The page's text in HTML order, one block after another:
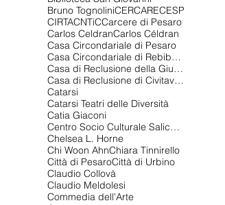
Bruno TognoliniCERCARECESP
CIRTACNTiCCarcere di Pesaro
Carlos CeldranCarlos Céldran
Casa Circondariale di Pesaro
Casa Circondariale di Rebibbia
Casa di Reclusione della Giudecca
Casa di Reclusione di Civitavecchia
Catarsi
Catarsi Teatri delle Diversità
Catia Giaconi
Centro Socio Culturale Salice Gualdoni
Chelsea L. Horne
Chi Woon AhnChiara Tinnirello
Città di PesaroCittà di Urbino
Claudio Collovà
Claudio Meldolesi
Commedia dell'Arte